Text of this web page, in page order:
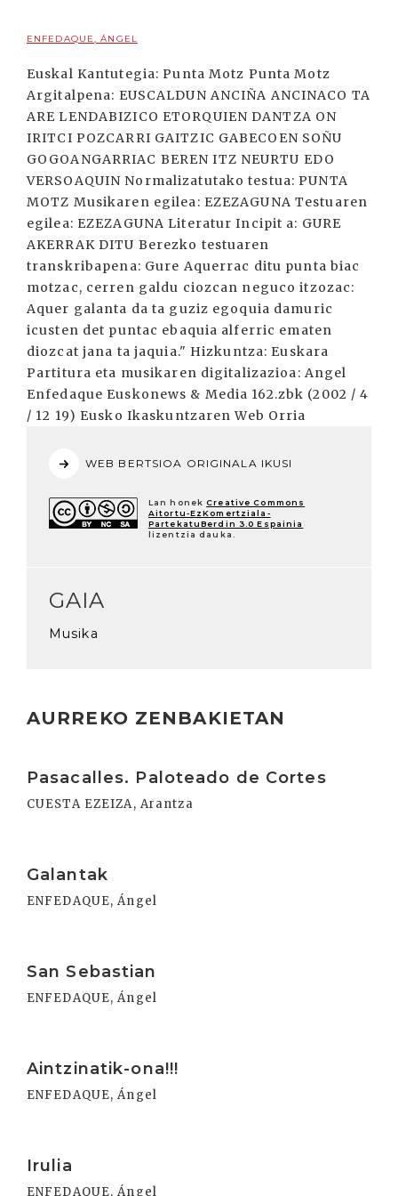
ENFEDAQUE, ÁNGEL
Euskal Kantutegia: Punta Motz Punta Motz
Argitalpena: EUSCALDUN ANCIÑA ANCINACO TA
ARE LENDABIZICO ETORQUIEN DANTZA ON
IRITCI POZCARRI GAITZIC GABECOEN SOÑU
GOGOANGARRIAC BEREN ITZ NEURTU EDO
VERSOAQUIN Normalizatutako testua: PUNTA
MOTZ Musikaren egilea: EZEZAGUNA Testuaren
egilea: EZEZAGUNA Literatur Incipit a: GURE
AKERRAK DITU Berezko testuaren
transkribapena: Gure Aquerrac ditu punta biac
motzac, cerren galdu ciozcan neguco itzozac:
Aquer galanta da ta guziz egoquia damuric
icusten det puntac ebaquia alferric ematen
diozcat jana ta jaquia." Hizkuntza: Euskara
Partitura eta musikaren digitalizazioa: Angel
Enfedaque Euskonews & Media 162.zbk (2002 / 4
/ 12 19) Eusko Ikaskuntzaren Web Orria
WEB BERTSIOA ORIGINALA IKUSI
Lan honek Creative Commons
Aitortu-EzKomertziala-
PartekatuBerdin 3.0 Espainia
lizentzia dauka.
GAIA
Musika
AURREKO ZENBAKIETAN
Pasacalles. Paloteado de Cortes
CUESTA EZEIZA, Arantza
Galantak
ENFEDAQUE, Ángel
San Sebastian
ENFEDAQUE, Ángel
Aintzinatik-ona!!!
ENFEDAQUE, Ángel
Irulia
ENFEDAQUE, Ángel